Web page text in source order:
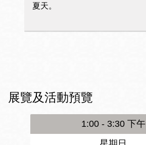
夏天。
展覽及活動預覽
1:00 - 3:30 下午